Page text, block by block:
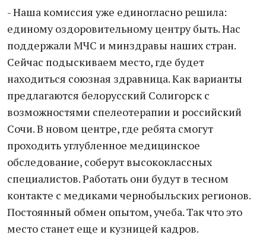
- Наша комиссия уже единогласно решила:
единому оздоровительному центру быть. Нас
поддержали МЧС и минздравы наших стран.
Сейчас подыскиваем место, где будет
находиться союзная здравница. Как варианты
предлагаются белорусский Солигорск с
возможностями спелеотерапии и российский
Сочи. В новом центре, где ребята смогут
проходить углубленное медицинское
обследование, соберут высококлассных
специалистов. Работать они будут в тесном
контакте с медиками чернобыльских регионов.
Постоянный обмен опытом, учеба. Так что это
место станет еще и кузницей кадров.